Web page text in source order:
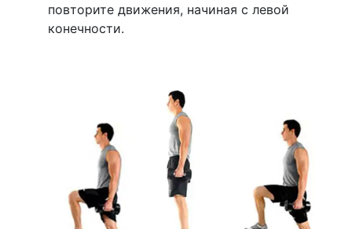
повторите движения, начиная с левой
конечности.